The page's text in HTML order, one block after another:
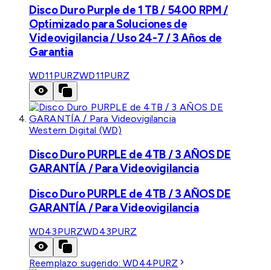
Disco Duro Purple de 1 TB / 5400 RPM /
Optimizado para Soluciones de
Videovigilancia / Uso 24-7 / 3 Años de
Garantia
WD11PURZWD11PURZ
Western Digital (WD)
Disco Duro PURPLE de 4TB / 3 AÑOS DE
GARANTÍA / Para Videovigilancia
Disco Duro PURPLE de 4TB / 3 AÑOS DE
GARANTÍA / Para Videovigilancia
WD43PURZWD43PURZ
Reemplazo sugerido:WD44PURZ